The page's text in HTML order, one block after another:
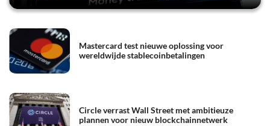
Mastercard test nieuwe oplossing voor
wereldwijde stablecoinbetalingen
Circle verrast Wall Street met ambitieuze
plannen voor nieuw blockchainnetwerk